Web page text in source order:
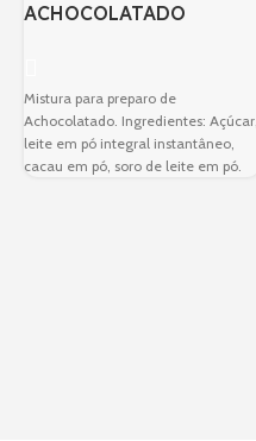
ACHOCOLATADO
Mistura para preparo de
Achocolatado. Ingredientes: Açúcar,
leite em pó integral instantâneo,
cacau em pó, soro de leite em pó.